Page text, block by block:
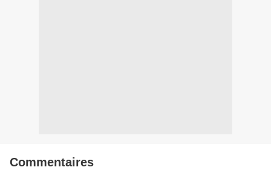
Commentaires